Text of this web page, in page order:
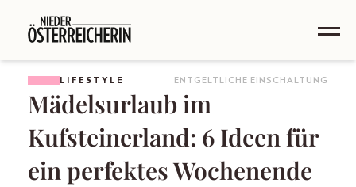
LIFESTYLE ENTGELTLICHE EINSCHALTUNG
Mädelsurlaub im
Kufsteinerland: 6 Ideen für
ein perfektes Wochenende